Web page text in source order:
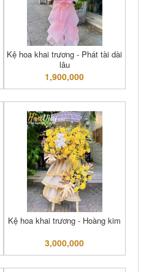
Kệ hoa khai trương - Phát tài dài
lâu
1,900,000
Kệ hoa khai trương - Hoàng kim
3,000,000